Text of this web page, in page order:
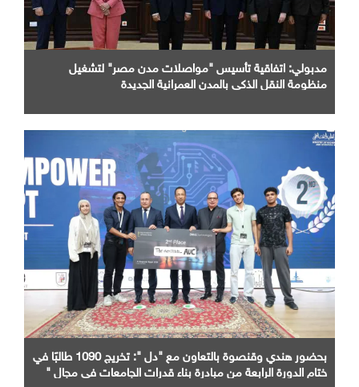
مدبولي: اتفاقية تأسيس "مواصلات مدن مصر" لتشغيل
منظومة النقل الذكي بالمدن العمرانية الجديدة
بحضور هندي وقنصوة بالتعاون مع "دل ": تخريج 1090 طالبًا في
ختام الدورة الرابعة من مبادرة بناء قدرات الجامعات في مجال "